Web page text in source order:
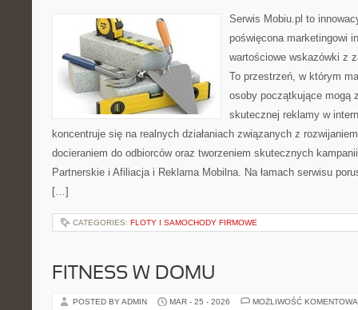
Serwis Mobiu.pl to
poświęcona marketingowi
wartościowe wskazówki z
To przestrzeń, w którym
osoby początkujące mogą
skutecznej reklamy w
koncentruje się na realnych działaniach związanych z
docieraniem do odbiorców oraz tworzeniem skutecznych
Partnerskie i Afiliacja i Reklama Mobilna. Na łamach serwisu
[…]
CATEGORIES: FLOTY I SAMOCHODY FIRMOWE
FITNESS W DOMU
POSTED BY ADMIN MAR - 25 - 2026 MOŻLIWOŚĆ